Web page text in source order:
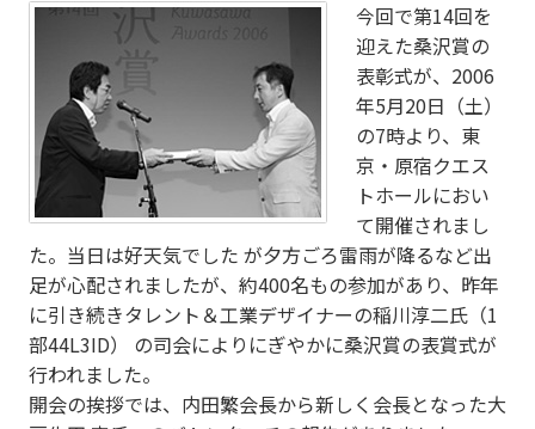
今回で第14回を
迎えた桑沢賞の
表彰式が、2006
年5月20日（土）
の7時より、東
京・原宿クエス
トホールにおい
て開催されまし
た。当日は好天気でした が夕方ごろ雷雨が降るなど出
足が心配されましたが、約400名もの参加があり、昨年
に引き続きタレント＆工業デザイナーの稲川淳二氏（1
部44L3ID） の司会によりにぎやかに桑沢賞の表賞式が
行われました。
開会の挨拶では、内田繁会長から新しく会長となった大